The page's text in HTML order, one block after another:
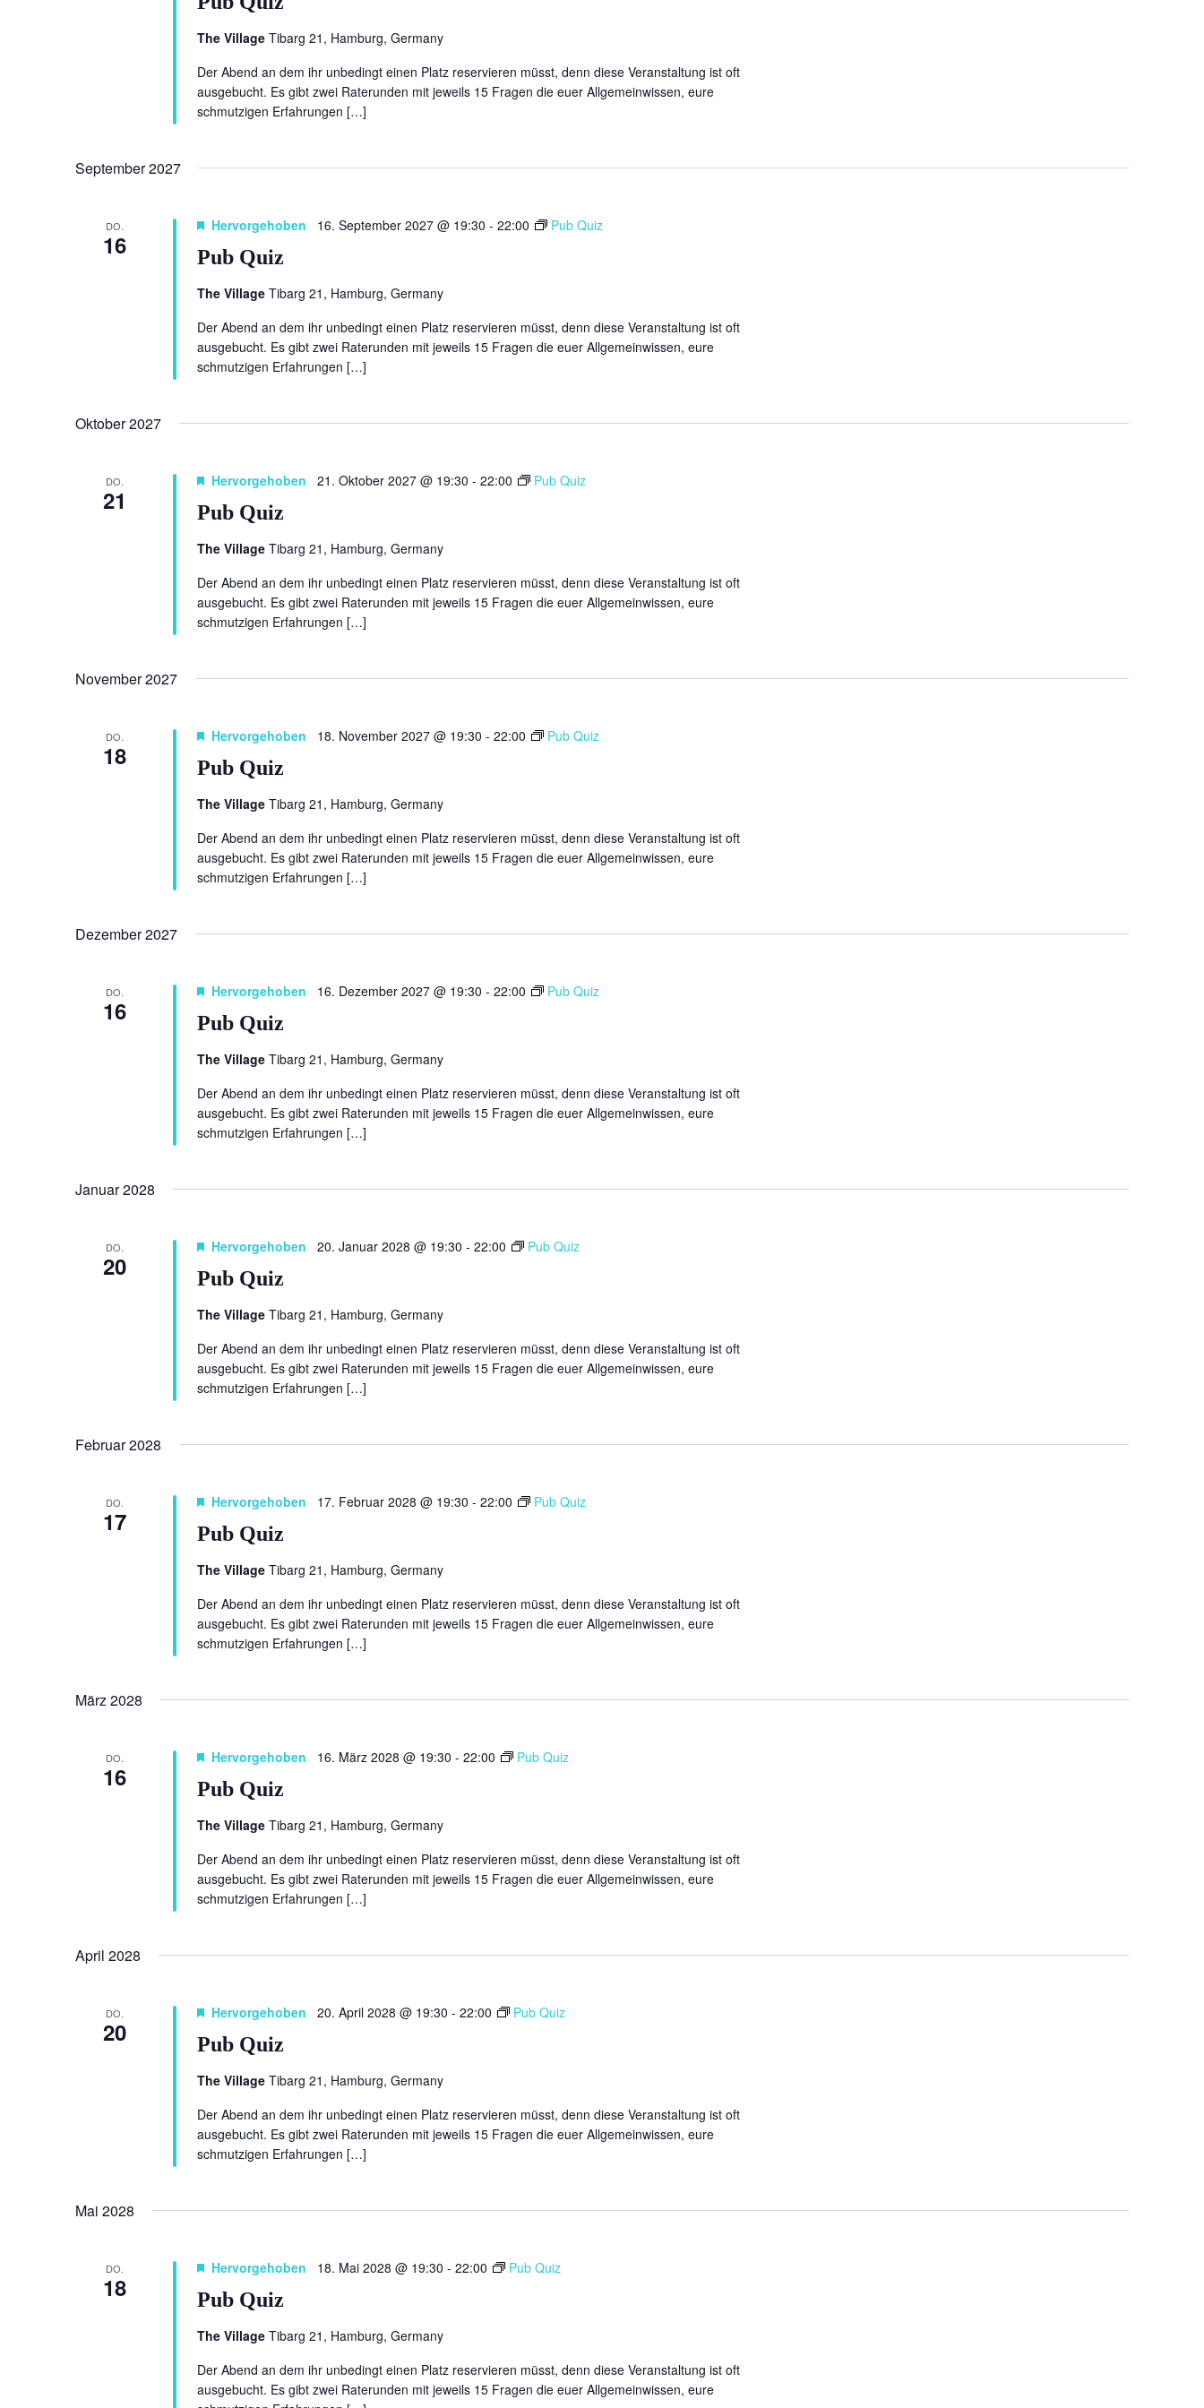
The Village Tibarg 21, Hamburg, Germany
Der Abend an dem ihr unbedingt einen Platz reservieren müsst, denn diese Veranstaltung ist oft
ausgebucht. Es gibt zwei Raterunden mit jeweils 15 Fragen die euer Allgemeinwissen, eure
schmutzigen Erfahrungen […]
September 2027
DO.
16 Pub Quiz
Hervorgehoben 16. September 2027 @ 19:30 - 22:00 Pub Quiz
The Village Tibarg 21, Hamburg, Germany
Der Abend an dem ihr unbedingt einen Platz reservieren müsst, denn diese Veranstaltung ist oft
ausgebucht. Es gibt zwei Raterunden mit jeweils 15 Fragen die euer Allgemeinwissen, eure
schmutzigen Erfahrungen […]
Oktober 2027
DO.
21 Pub Quiz
Hervorgehoben 21. Oktober 2027 @ 19:30 - 22:00 Pub Quiz
The Village Tibarg 21, Hamburg, Germany
Der Abend an dem ihr unbedingt einen Platz reservieren müsst, denn diese Veranstaltung ist oft
ausgebucht. Es gibt zwei Raterunden mit jeweils 15 Fragen die euer Allgemeinwissen, eure
schmutzigen Erfahrungen […]
November 2027
DO.
18 Pub Quiz
Hervorgehoben 18. November 2027 @ 19:30 - 22:00 Pub Quiz
The Village Tibarg 21, Hamburg, Germany
Der Abend an dem ihr unbedingt einen Platz reservieren müsst, denn diese Veranstaltung ist oft
ausgebucht. Es gibt zwei Raterunden mit jeweils 15 Fragen die euer Allgemeinwissen, eure
schmutzigen Erfahrungen […]
Dezember 2027
DO.
16 Pub Quiz
Hervorgehoben 16. Dezember 2027 @ 19:30 - 22:00 Pub Quiz
The Village Tibarg 21, Hamburg, Germany
Der Abend an dem ihr unbedingt einen Platz reservieren müsst, denn diese Veranstaltung ist oft
ausgebucht. Es gibt zwei Raterunden mit jeweils 15 Fragen die euer Allgemeinwissen, eure
schmutzigen Erfahrungen […]
Januar 2028
DO.
20 Pub Quiz
Hervorgehoben 20. Januar 2028 @ 19:30 - 22:00 Pub Quiz
The Village Tibarg 21, Hamburg, Germany
Der Abend an dem ihr unbedingt einen Platz reservieren müsst, denn diese Veranstaltung ist oft
ausgebucht. Es gibt zwei Raterunden mit jeweils 15 Fragen die euer Allgemeinwissen, eure
schmutzigen Erfahrungen […]
Februar 2028
DO.
17 Pub Quiz
Hervorgehoben 17. Februar 2028 @ 19:30 - 22:00 Pub Quiz
The Village Tibarg 21, Hamburg, Germany
Der Abend an dem ihr unbedingt einen Platz reservieren müsst, denn diese Veranstaltung ist oft
ausgebucht. Es gibt zwei Raterunden mit jeweils 15 Fragen die euer Allgemeinwissen, eure
schmutzigen Erfahrungen […]
März 2028
DO.
16 Pub Quiz
Hervorgehoben 16. März 2028 @ 19:30 - 22:00 Pub Quiz
The Village Tibarg 21, Hamburg, Germany
Der Abend an dem ihr unbedingt einen Platz reservieren müsst, denn diese Veranstaltung ist oft
ausgebucht. Es gibt zwei Raterunden mit jeweils 15 Fragen die euer Allgemeinwissen, eure
schmutzigen Erfahrungen […]
April 2028
DO.
20 Pub Quiz
Hervorgehoben 20. April 2028 @ 19:30 - 22:00 Pub Quiz
The Village Tibarg 21, Hamburg, Germany
Der Abend an dem ihr unbedingt einen Platz reservieren müsst, denn diese Veranstaltung ist oft
ausgebucht. Es gibt zwei Raterunden mit jeweils 15 Fragen die euer Allgemeinwissen, eure
schmutzigen Erfahrungen […]
Mai 2028
DO.
18 Pub Quiz
Hervorgehoben 18. Mai 2028 @ 19:30 - 22:00 Pub Quiz
The Village Tibarg 21, Hamburg, Germany
Der Abend an dem ihr unbedingt einen Platz reservieren müsst, denn diese Veranstaltung ist oft
ausgebucht. Es gibt zwei Raterunden mit jeweils 15 Fragen die euer Allgemeinwissen, eure